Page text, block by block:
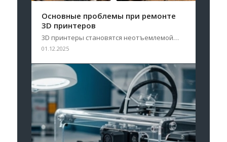
Основные проблемы при ремонте
3D принтеров
3D принтеры становятся неотъемлемой…
01.12.2025